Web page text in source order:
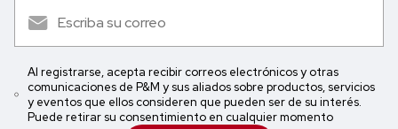
Al registrarse, acepta recibir correos electrónicos y otras
comunicaciones de P&M y sus aliados sobre productos, servicios
y eventos que ellos consideren que pueden ser de su interés.
Puede retirar su consentimiento en cualquier momento